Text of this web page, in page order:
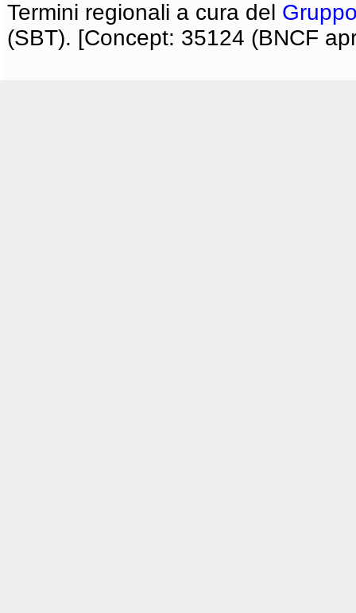
Termini regionali a cura del
(SBT). [Concept: 35124 (BNCF